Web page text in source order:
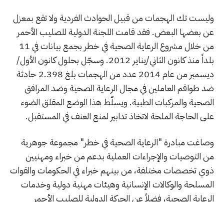
وليست تك الهجمات من قبيل الحوادث الفردية ولا تقع بمعزل
عن بعضها البعض. فقد قامت اللجنة الدولية للصليب الأحمر
من خلال مشروع الرعاية الصحية في خطر بجمع بيانات في 11
بلداً منذ كانون الثاني/يناير 2012. وسجّل بحلول كانون الأول/
ديسمبر من عام 2014 عدد من الهجمات بلغ 2.398 حادثة
ضد طواقم العاملين في مجال الرعاية الصحية وضد المرافق
الصحية والمركبات الطبية. ويسلّط هذا الوضع المقلق الضوء
على الحاجة الملحة لاتخاذ تدابير لمنع العنف في المستقبل.
وصاغت مبادرة "الرعاية الصحية في خطر" مجموعة جوهرية
من التوصيات والإجراءات العملية بدعم من خبراء ومهنيين
ذوي تخصصات مختلفة، من بينهم خبراء في الحكومات والقوات
المسلحة والوكالات الإنسانية وهيئات مهنية دولية وخدمات
الرعاية الصحية، فضلاً عن الحركة الدولية للصليب الأحمر